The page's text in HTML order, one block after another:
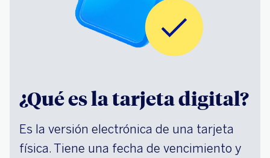
¿Qué es la tarjeta digital?
Es la versión electrónica de una tarjeta
física. Tiene una fecha de vencimiento y